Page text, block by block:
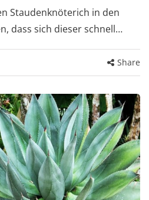
Staudenknöterich in den
dass sich dieser schnell…
Share